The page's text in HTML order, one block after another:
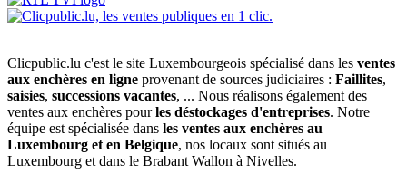
Clicpublic.lu c'est le site Luxembourgeois spécialisé dans les ventes
aux enchères en ligne provenant de sources judiciaires : Faillites,
saisies, successions vacantes, ... Nous réalisons également des
ventes aux enchères pourles déstockages d'entreprises. Notre
équipe est spécialisée dans les ventes aux enchères au
Luxembourg et en Belgique, nos locaux sont situés au
Luxembourg et dans le Brabant Wallon à Nivelles.